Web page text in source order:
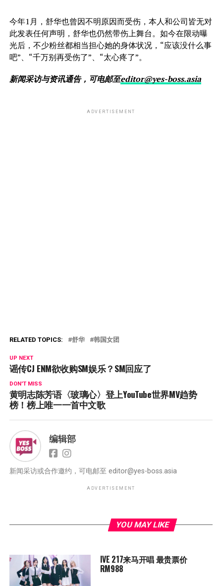
今年1月，舒华也曾因不明原因而受伤，本人和公司皆无对
此发表任何声明，舒华也仍然带伤上舞台。如今在限动曝
光后，不少粉丝都相当担心她的身体状况，“应该没什么事
吧”、“千万别再受伤了”、“太心疼了”。
新闻采访与资讯通告，可电邮至editor@yes-boss.asia
ADVERTISEMENT
RELATED TOPICS: 舒华 韩国女团
UP NEXT
谣传CJ ENM欲收购SM娱乐？SM回应了
DON'T MISS
黄明志陈芳语〈玻璃心〉登上YouTube世界MV趋势
榜！榜上唯一一首中文歌
编辑部
新闻采访或合作邀约，可电邮至 editor@yes-boss.asia
ADVERTISEMENT
YOU MAY LIKE
IVE 217来马开唱 最贵票价
RM988